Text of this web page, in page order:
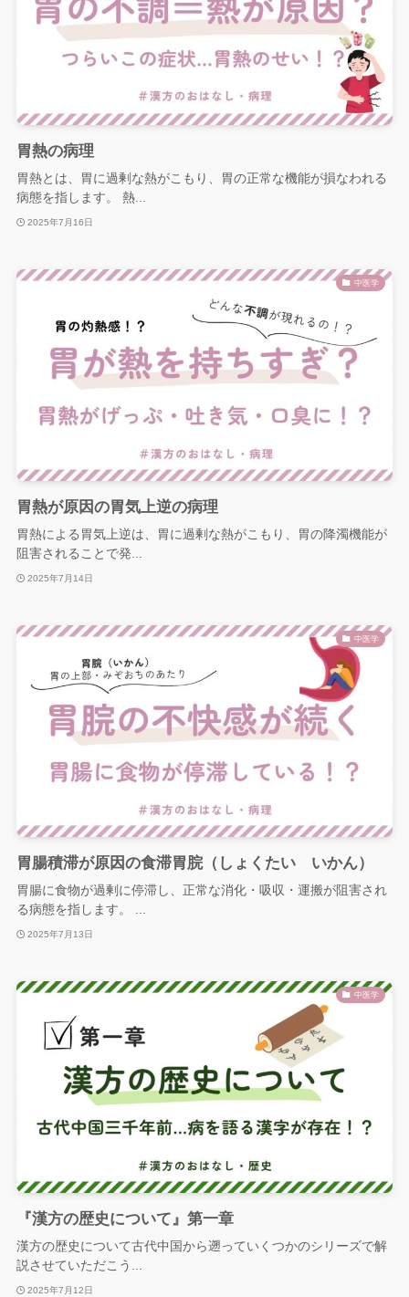
胃熱の病理
胃熱とは、胃に過剰な熱がこもり、胃の正常な機能が損なわれる
病態を指します。 熱...
2025年7月16日
中医学
胃熱が原因の胃気上逆の病理
胃熱による胃気上逆は、胃に過剰な熱がこもり、胃の降濁機能が
阻害されることで発...
2025年7月14日
中医学
胃腸積滞が原因の食滞胃脘（しょくたい いかん）
胃腸に食物が過剰に停滞し、正常な消化・吸収・運搬が阻害され
る病態を指します。 ...
2025年7月13日
中医学
『漢方の歴史について』第一章
漢方の歴史について古代中国から遡っていくつかのシリーズで解
説させていただこう...
2025年7月12日